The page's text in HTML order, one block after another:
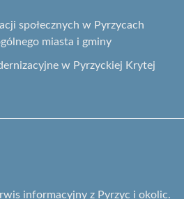
społecznych w Pyrzycach
miasta i gminy
w Pyrzyckiej Krytej
informacyjny z Pyrzyc i okolic.